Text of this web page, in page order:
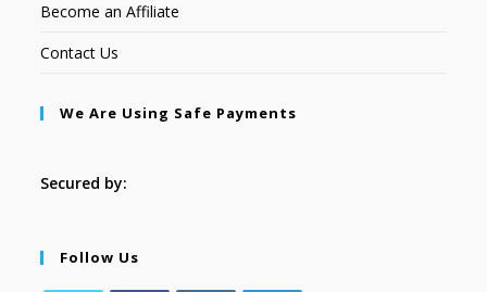
Become an Affiliate
Contact Us
We Are Using Safe Payments
Secured by:
Follow Us